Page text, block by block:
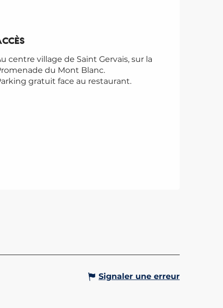
centre village de Saint Gervais, sur la
du Mont Blanc.
gratuit face au restaurant.
les-Bains
Signaler une erreur